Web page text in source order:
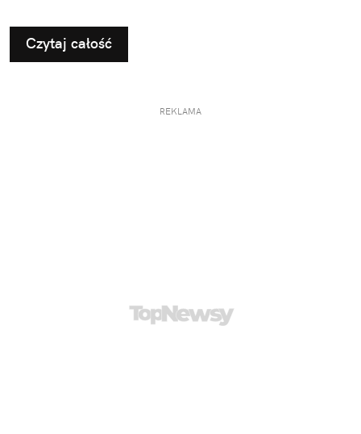
Czytaj całość
REKLAMA